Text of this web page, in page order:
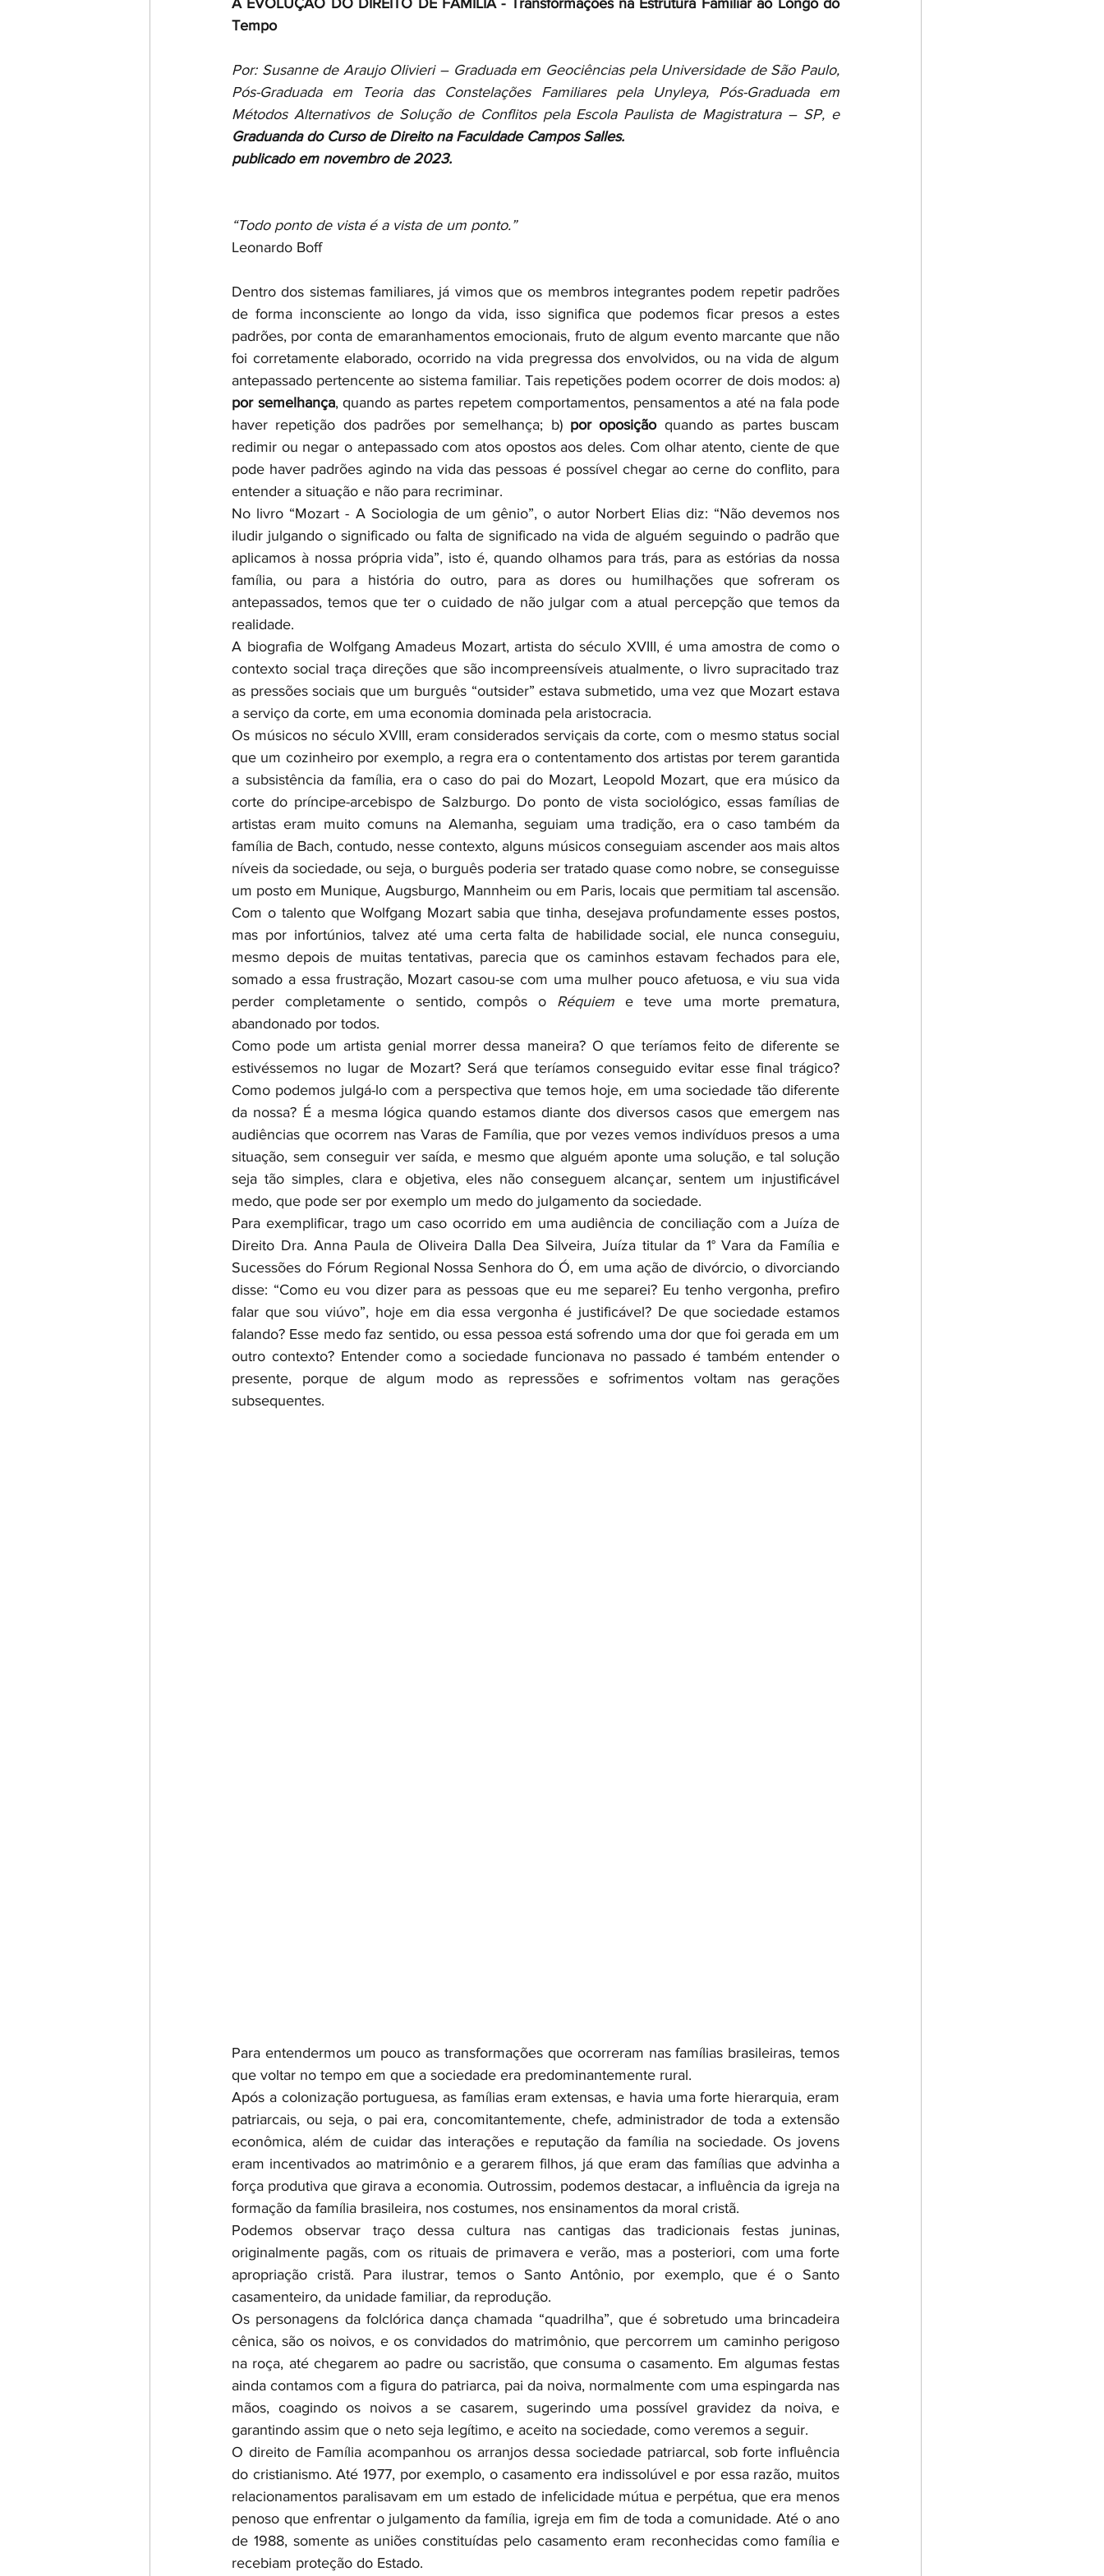
A EVOLUÇÃO DO DIREITO DE FAMÍLIA - Transformações na Estrutura Familiar ao Longo do
Tempo
Por: Susanne de Araujo Olivieri – Graduada em Geociências pela Universidade de São Paulo,
Pós-Graduada em Teoria das Constelações Familiares pela Unyleya, Pós-Graduada em
Métodos Alternativos de Solução de Conflitos pela Escola Paulista de Magistratura – SP, e
Graduanda do Curso de Direito na Faculdade Campos Salles.
publicado em novembro de 2023.
“Todo ponto de vista é a vista de um ponto.”
Leonardo Boff
Dentro dos sistemas familiares, já vimos que os membros integrantes podem repetir padrões
de forma inconsciente ao longo da vida, isso significa que podemos ficar presos a estes
padrões, por conta de emaranhamentos emocionais, fruto de algum evento marcante que não
foi corretamente elaborado, ocorrido na vida pregressa dos envolvidos, ou na vida de algum
por semelhança, quando as partes repetem comportamentos, pensamentos a até na fala pode
haver repetição dos padrões por semelhança; b) por oposição quando as partes buscam
redimir ou negar o antepassado com atos opostos aos deles. Com olhar atento, ciente de que
pode haver padrões agindo na vida das pessoas é possível chegar ao cerne do conflito, para
entender a situação e não para recriminar.
No livro “Mozart - A Sociologia de um gênio”, o autor Norbert Elias diz: “Não devemos nos
iludir julgando o significado ou falta de significado na vida de alguém seguindo o padrão que
aplicamos à nossa própria vida”, isto é, quando olhamos para trás, para as estórias da nossa
família, ou para a história do outro, para as dores ou humilhações que sofreram os
antepassados, temos que ter o cuidado de não julgar com a atual percepção que temos da
realidade.
A biografia de Wolfgang Amadeus Mozart, artista do século XVIII, é uma amostra de como o
contexto social traça direções que são incompreensíveis atualmente, o livro supracitado traz
as pressões sociais que um burguês “outsider” estava submetido, uma vez que Mozart estava
a serviço da corte, em uma economia dominada pela aristocracia.
Os músicos no século XVIII, eram considerados serviçais da corte, com o mesmo status social
que um cozinheiro por exemplo, a regra era o contentamento dos artistas por terem garantida
a subsistência da família, era o caso do pai do Mozart, Leopold Mozart, que era músico da
corte do príncipe-arcebispo de Salzburgo. Do ponto de vista sociológico, essas famílias de
artistas eram muito comuns na Alemanha, seguiam uma tradição, era o caso também da
família de Bach, contudo, nesse contexto, alguns músicos conseguiam ascender aos mais altos
níveis da sociedade, ou seja, o burguês poderia ser tratado quase como nobre, se conseguisse
um posto em Munique, Augsburgo, Mannheim ou em Paris, locais que permitiam tal ascensão.
Com o talento que Wolfgang Mozart sabia que tinha, desejava profundamente esses postos,
mas por infortúnios, talvez até uma certa falta de habilidade social, ele nunca conseguiu,
mesmo depois de muitas tentativas, parecia que os caminhos estavam fechados para ele,
somado a essa frustração, Mozart casou-se com uma mulher pouco afetuosa, e viu sua vida
perder completamente o sentido, compôs o Réquiem e teve uma morte prematura,
abandonado por todos.
Como pode um artista genial morrer dessa maneira? O que teríamos feito de diferente se
estivéssemos no lugar de Mozart? Será que teríamos conseguido evitar esse final trágico?
Como podemos julgá-lo com a perspectiva que temos hoje, em uma sociedade tão diferente
da nossa? É a mesma lógica quando estamos diante dos diversos casos que emergem nas
audiências que ocorrem nas Varas de Família, que por vezes vemos indivíduos presos a uma
situação, sem conseguir ver saída, e mesmo que alguém aponte uma solução, e tal solução
seja tão simples, clara e objetiva, eles não conseguem alcançar, sentem um injustificável
medo, que pode ser por exemplo um medo do julgamento da sociedade.
Para exemplificar, trago um caso ocorrido em uma audiência de conciliação com a Juíza de
Direito Dra. Anna Paula de Oliveira Dalla Dea Silveira, Juíza titular da 1° Vara da Família e
Sucessões do Fórum Regional Nossa Senhora do Ó, em uma ação de divórcio, o divorciando
disse: “Como eu vou dizer para as pessoas que eu me separei? Eu tenho vergonha, prefiro
falar que sou viúvo”, hoje em dia essa vergonha é justificável? De que sociedade estamos
falando? Esse medo faz sentido, ou essa pessoa está sofrendo uma dor que foi gerada em um
outro contexto? Entender como a sociedade funcionava no passado é também entender o
presente, porque de algum modo as repressões e sofrimentos voltam nas gerações
subsequentes.
Para entendermos um pouco as transformações que ocorreram nas famílias brasileiras, temos
que voltar no tempo em que a sociedade era predominantemente rural.
Após a colonização portuguesa, as famílias eram extensas, e havia uma forte hierarquia, eram
patriarcais, ou seja, o pai era, concomitantemente, chefe, administrador de toda a extensão
econômica, além de cuidar das interações e reputação da família na sociedade. Os jovens
eram incentivados ao matrimônio e a gerarem filhos, já que eram das famílias que advinha a
força produtiva que girava a economia. Outrossim, podemos destacar, a influência da igreja na
formação da família brasileira, nos costumes, nos ensinamentos da moral cristã.
Podemos observar traço dessa cultura nas cantigas das tradicionais festas juninas,
originalmente pagãs, com os rituais de primavera e verão, mas a posteriori, com uma forte
apropriação cristã. Para ilustrar, temos o Santo Antônio, por exemplo, que é o Santo
casamenteiro, da unidade familiar, da reprodução.
Os personagens da folclórica dança chamada “quadrilha”, que é sobretudo uma brincadeira
cênica, são os noivos, e os convidados do matrimônio, que percorrem um caminho perigoso
na roça, até chegarem ao padre ou sacristão, que consuma o casamento. Em algumas festas
ainda contamos com a figura do patriarca, pai da noiva, normalmente com uma espingarda nas
mãos, coagindo os noivos a se casarem, sugerindo uma possível gravidez da noiva, e
garantindo assim que o neto seja legítimo, e aceito na sociedade, como veremos a seguir.
O direito de Família acompanhou os arranjos dessa sociedade patriarcal, sob forte influência
do cristianismo. Até 1977, por exemplo, o casamento era indissolúvel e por essa razão, muitos
relacionamentos paralisavam em um estado de infelicidade mútua e perpétua, que era menos
penoso que enfrentar o julgamento da família, igreja em fim de toda a comunidade. Até o ano
de 1988, somente as uniões constituídas pelo casamento eram reconhecidas como família e
recebiam proteção do Estado.